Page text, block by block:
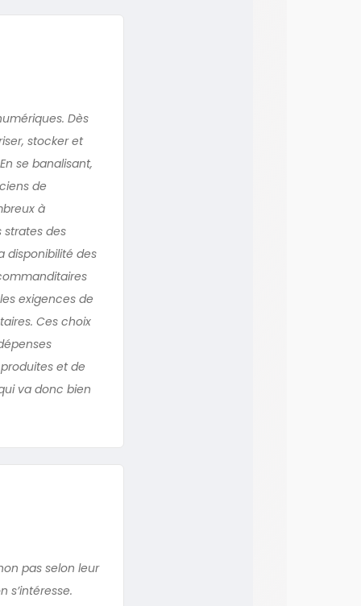
Dès
stocker et
se banalisant,
de
à
des
disponibilité des
exigences de
Ces choix
et de
va donc bien
pas selon leur
s’intéresse.